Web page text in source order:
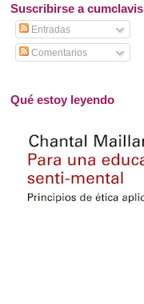
Suscribirse a cumclavis
Entradas
Comentarios
Qué estoy leyendo